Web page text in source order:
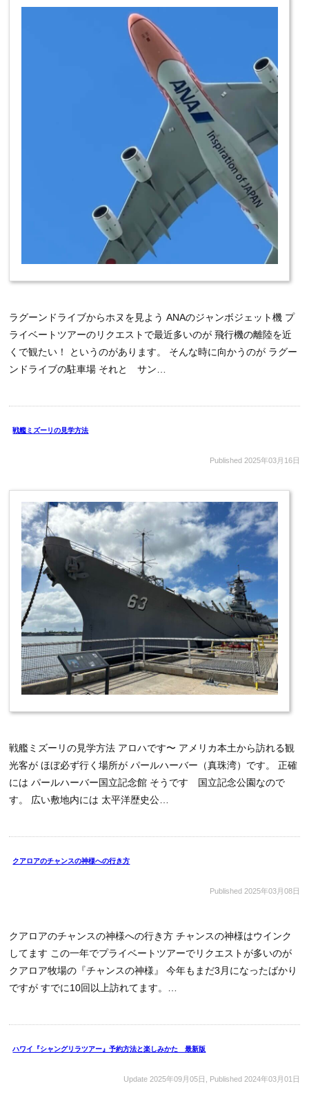
ラグーンドライブからホヌを見よう ANAのジャンボジェット機 プ
ライベートツアーのリクエストで最近多いのが 飛行機の離陸を近
くで観たい！ というのがあります。 そんな時に向かうのが ラグー
ンドライブの駐車場 それと サン…
戦艦ミズーリの見学方法
Published 2025年03月16日
戦艦ミズーリの見学方法 アロハです〜 アメリカ本土から訪れる観
光客が ほぼ必ず行く場所が パールハーバー（真珠湾）です。 正確
には パールハーバー国立記念館 そうです 国立記念公園なので
す。 広い敷地内には 太平洋歴史公…
クアロアのチャンスの神様への行き方
Published 2025年03月08日
クアロアのチャンスの神様への行き方 チャンスの神様はウインク
してます この一年でプライベートツアーでリクエストが多いのが
クアロア牧場の『チャンスの神様』 今年もまだ3月になったばかり
ですが すでに10回以上訪れてます。…
ハワイ『シャングリラツアー』予約方法と楽しみかた 最新版
Update 2025年09月05日 , Published 2024年03月01日